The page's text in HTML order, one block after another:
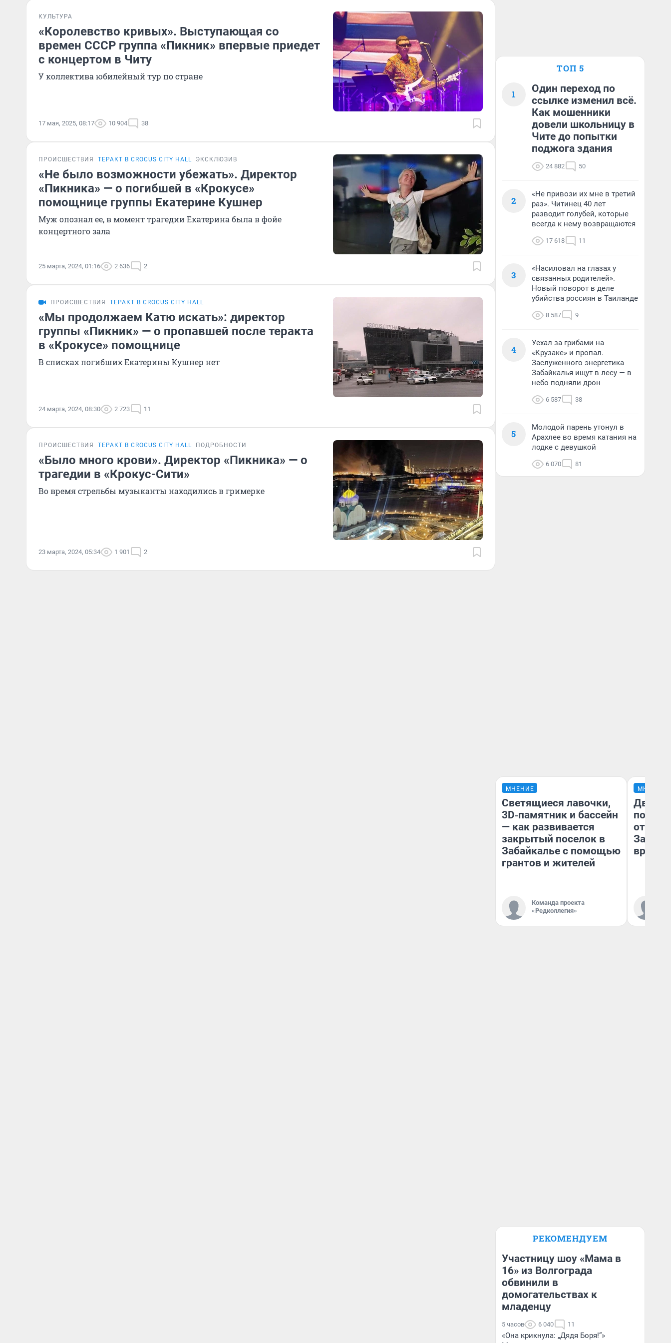
КУЛЬТУРА
«Королевство кривых». Выступающая со
времен СССР группа «Пикник» впервые приедет
с концертом в Читу
У коллектива юбилейный тур по стране
17 мая, 2025, 08:17 10 904 38
ПРОИСШЕСТВИЯ ТЕРАКТ В CROCUS CITY HALL ЭКСКЛЮЗИВ
«Не было возможности убежать». Директор
«Пикника» — о погибшей в «Крокусе»
помощнице группы Екатерине Кушнер
Муж опознал ее, в момент трагедии Екатерина была в фойе
концертного зала
25 марта, 2024, 01:16 2 636 2
ПРОИСШЕСТВИЯ ТЕРАКТ В CROCUS CITY HALL
«Мы продолжаем Катю искать»: директор
группы «Пикник» — о пропавшей после теракта
в «Крокусе» помощнице
В списках погибших Екатерины Кушнер нет
24 марта, 2024, 08:30 2 723 11
ПРОИСШЕСТВИЯ ТЕРАКТ В CROCUS CITY HALL ПОДРОБНОСТИ
«Было много крови». Директор «Пикника» — о
трагедии в «Крокус-Сити»
Во время стрельбы музыканты находились в гримерке
23 марта, 2024, 05:34 1 901 2
ТОП 5
1
Один переход по
ссылке изменил всё.
Как мошенники
довели школьницу в
Чите до попытки
поджога здания
24 882 50
2
«Не привози их мне в третий
раз». Читинец 40 лет
разводит голубей, которые
всегда к нему возвращаются
17 618 11
3
«Насиловал на глазах у
связанных родителей».
Новый поворот в деле
убийства россиян в Таиланде
8 587 9
4
Уехал за грибами на
«Крузаке» и пропал.
Заслуженного энергетика
Забайкалья ищут в лесу — в
небо подняли дрон
6 587 38
5
Молодой парень утонул в
Арахлее во время катания на
лодке с девушкой
6 070 81
МНЕНИЕ
Светящиеся лавочки,
3D‑памятник и бассейн
— как развивается
закрытый поселок в
Забайкалье с помощью
грантов и жителей
Команда проекта
«Редколлегия»
МНЕНИЕ
Два
от 100
врачей
РЕКОМЕНДУЕМ
Участницу шоу «Мама в
16» из Волгограда
обвинили в
домогательствах к
младенцу
5 часов 6 040 11
«Она крикнула: „Дядя Боря!“»